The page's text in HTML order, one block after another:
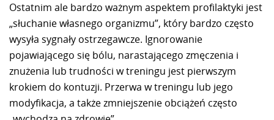
Ostatnim ale bardzo ważnym aspektem profilaktyki jest
„słuchanie własnego organizmu”, który bardzo często
wysyła sygnały ostrzegawcze. Ignorowanie
pojawiającego się bólu, narastającego zmęczenia i
znużenia lub trudności w treningu jest pierwszym
krokiem do kontuzji. Przerwa w treningu lub jego
modyfikacja, a także zmniejszenie obciążeń często